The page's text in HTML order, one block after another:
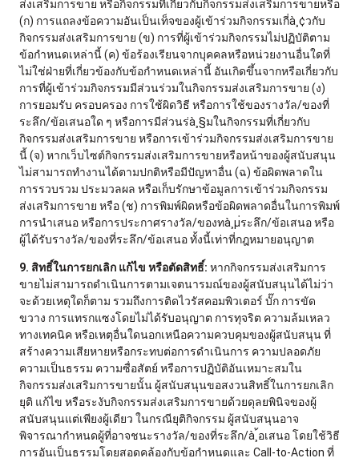
ส่งเสริมการขาย หรือกิจกรรมที่เกี่ยวกับกิจกรรมส่งเสริมการขายหรือ
(ก) การแถลงข้อความอันเป็นเท็จของผู้เข้าร่วมกิจกรรมเกี่à¸¢วกับ
กิจกรรมส่งเสริมการขาย (ข) การที่ผู้เข้าร่วมกิจกรรมไม่ปฏิบัติตาม
ข้อกำหนดเหล่านี้ (ค) ข้อร้องเรียนจากบุคคลหรือหน่วยงานอื่นใดที่
ไม่ใช่ฝ่ายที่เกี่ยวข้องกับข้อกำหนดเหล่านี้ อันเกิดขึ้นจากหรือเกี่ยวกับ
การที่ผู้เข้าร่วมกิจกรรมมีส่วนร่วมในกิจกรรมส่งเสริมการขาย (ง)
การยอมรับ ครอบครอง การใช้ผิดวิธี หรือการใช้ของรางวัล/ของที่
ระลึก/ข้อเสนอใด ๆ หรือการมีส่วนร่à¸§มในกิจกรรมที่เกี่ยวกับ
กิจกรรมส่งเสริมการขาย หรือการเข้าร่วมกิจกรรมส่งเสริมการขาย
นี้ (จ) หากเว็บไซต์กิจกรรมส่งเสริมการขายหรือหน้าของผู้สนับสนุน
ไม่สามารถทำงานได้ตามปกติหรือมีปัญหาอื่น (ฉ) ข้อผิดพลาดใน
การรวบรวม ประมวลผล หรือเก็บรักษาข้อมูลการเข้าร่วมกิจกรรม
ส่งเสริมการขาย หรือ (ช) การพิมพ์ผิดหรือข้อผิดพลาดอื่นในการพิมพ์
การนำเสนอ หรือการประกาศรางวัล/ของทà¸µ่ระลึก/ข้อเสนอ หรือ
ผู้ได้รับรางวัล/ของที่ระลึก/ข้อเสนอ ทั้งนี้เท่าที่กฎหมายอนุญาต
9. สิทธิ์ในการยกเลิก แก้ไข หรือตัดสิทธิ์: หากกิจกรรมส่งเสริมการ
ขายไม่สามารถดำเนินการตามเจตนารมณ์ของผู้สนับสนุนได้ไม่ว่า
จะด้วยเหตุใดก็ตาม รวมถึงการติดไวรัสคอมพิวเตอร์ บั๊ก การขัด
ขวาง การแทรกแซงโดยไม่ได้รับอนุญาต การทุจริต ความล้มเหลว
ทางเทคนิค หรือเหตุอื่นใดนอกเหนือความควบคุมของผู้สนับสนุน ที่
สร้างความเสียหายหรือกระทบต่อการดำเนินการ ความปลอดภัย
ความเป็นธรรม ความซื่อสัตย์ หรือการปฏิบัติอันเหมาะสมใน
กิจกรรมส่งเสริมการขายนั้น ผู้สนับสนุนขอสงวนสิทธิ์ในการยกเลิก
ยุติ แก้ไข หรือระงับกิจกรรมส่งเสริมการขายด้วยดุลยพินิจของผู้
สนับสนุนแต่เพียงผู้เดียว ในกรณียุติกิจกรรม ผู้สนับสนุนอาจ
พิจารณากำหนดผู้ที่อาจชนะรางวัล/ของที่ระลึก/à¸้อเสนอ โดยใช้วิธี
การอันเป็นธรรมโดยสอดคล้องกับข้อกำหนดและ Call-to-Action ที่